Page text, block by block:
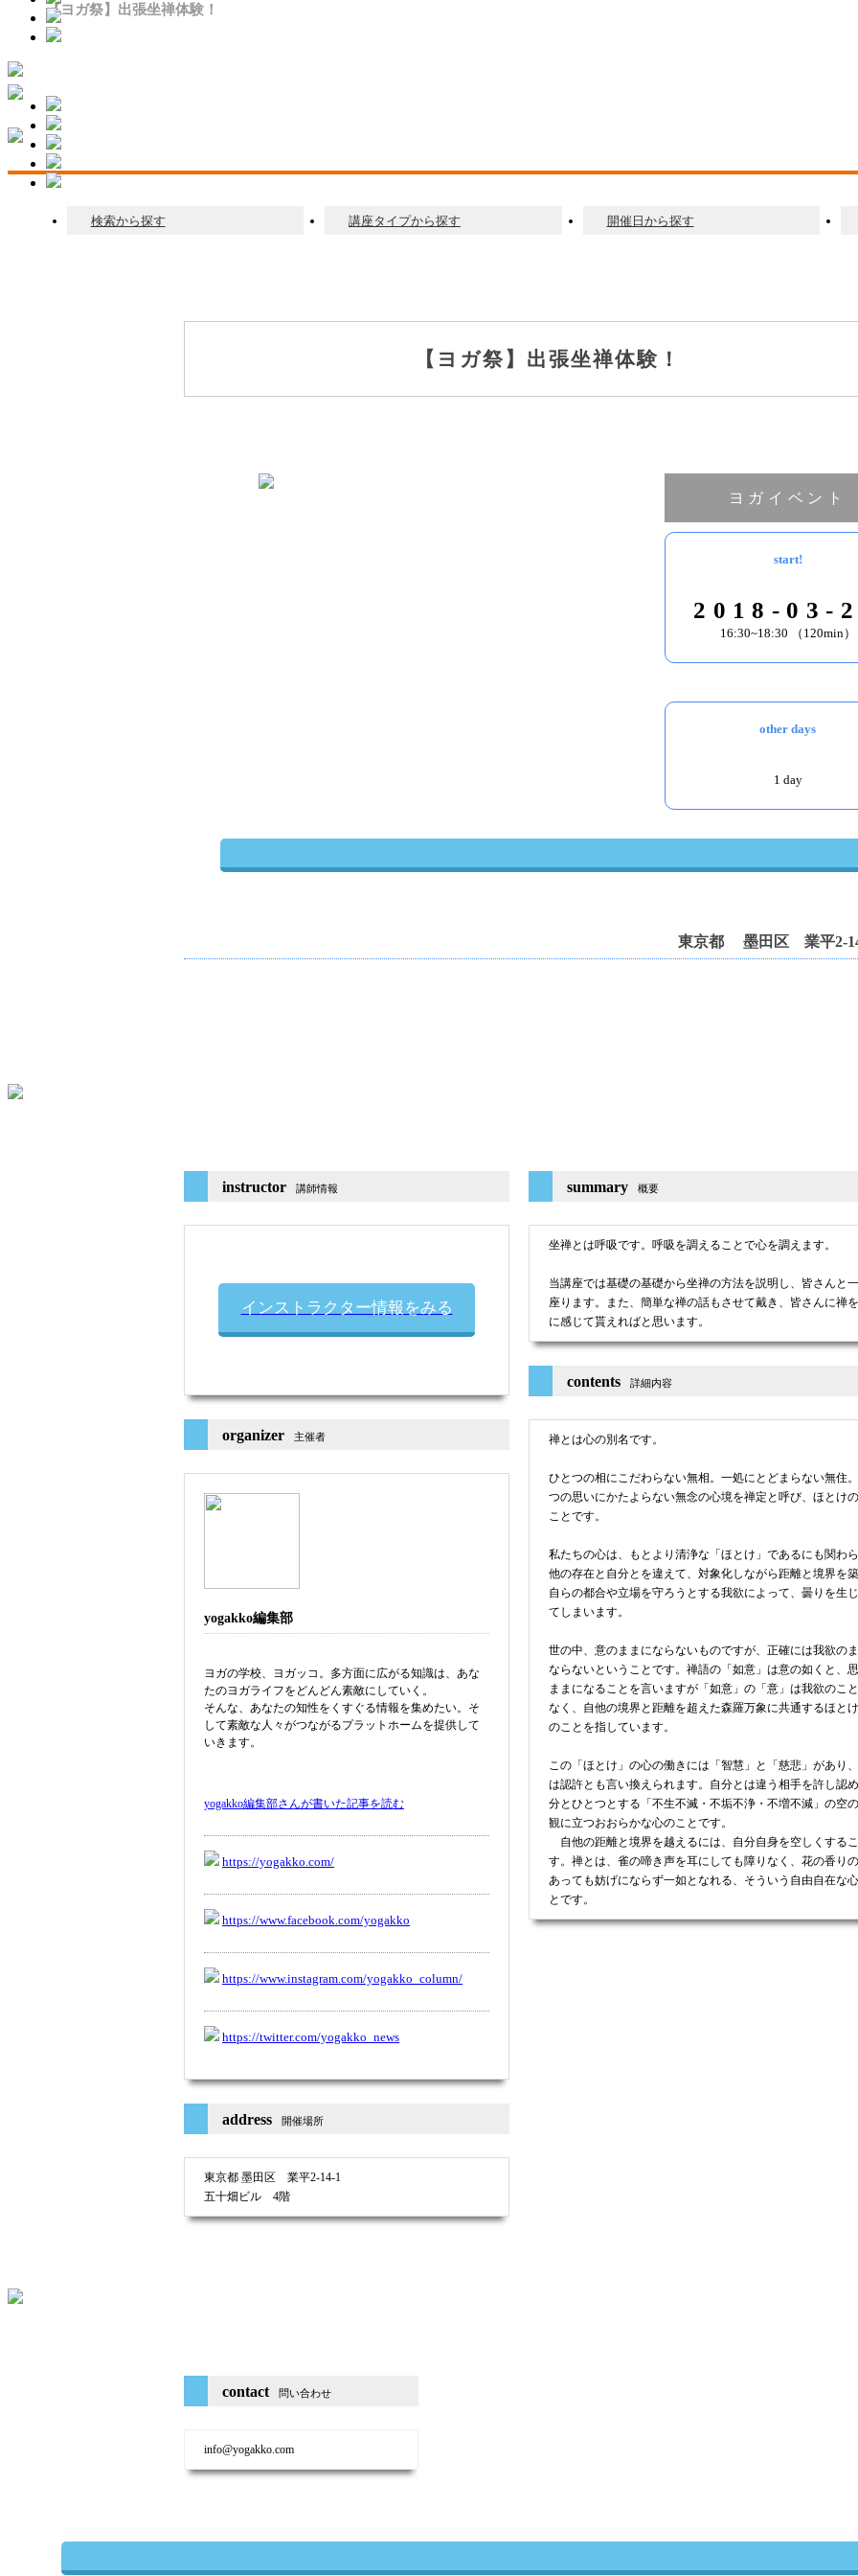
【ヨガ祭】出張坐禅体験！
検索から探す 講座タイプから探す 開催日から探す
【ヨガ祭】出張坐禅体験！
ヨガイベント
start!
2018-03-
16:30~18:30 （120min）
other days
1 day
東京都 墨田区 業平2-
instructor 講師情報
インストラクター情報をみる
organizer 主催者
yogakko編集部
ヨガの学校、ヨガッコ。多方面に広がる知識は、あな
たのヨガライフをどんどん素敵にしていく。
そんな、あなたの知性をくすぐる情報を集めたい。そ
して素敵な人々がつながるプラットホームを提供して
いきます。
yogakko編集部さんが書いた記事を読む
https://yogakko.com/
https://www.facebook.com/yogakko
https://www.instagram.com/yogakko_column/
https://twitter.com/yogakko_news
address 開催場所
東京都 墨田区 業平2-14-1
五十畑ビル 4階
summary 概要
坐禅とは呼吸です。呼吸を調えることで心を調えます。
当講座では基礎の基礎から坐禅の方法を説明し、皆さんと
座ります。また、簡単な禅の話もさせて戴き、皆さんに禅
に感じて貰えればと思います。
contents 詳細内容
禅とは心の別名です。
ひとつの相にこだわらない無相。一処にとどまらない無住
つの思いにかたよらない無念の心境を禅定と呼び、ほとけ
ことです。
私たちの心は、もとより清浄な「ほとけ」であるにも関わ
他の存在と自分とを違えて、対象化しながら距離と境界を
自らの都合や立場を守ろうとする我欲によって、曇りを生
てしまいます。
世の中、意のままにならないものですが、正確には我欲の
ならないということです。禅語の「如意」は意の如くと、
ままになることを言いますが「如意」の「意」は我欲のこ
なく、自他の境界と距離を超えた森羅万象に共通するほと
のことを指しています。
この「ほとけ」の心の働きには「智慧」と「慈悲」があり
は認許とも言い換えられます。自分とは違う相手を許し認
分とひとつとする「不生不滅・不垢不浄・不増不減」の空
観に立つおおらかな心のことです。
自他の距離と境界を越えるには、自分自身を空しくする
す。禅とは、雀の啼き声を耳にしても障りなく、花の香り
あっても妨げにならず一如となれる、そういう自由自在な
とです。
contact 問い合わせ
info@yogakko.com